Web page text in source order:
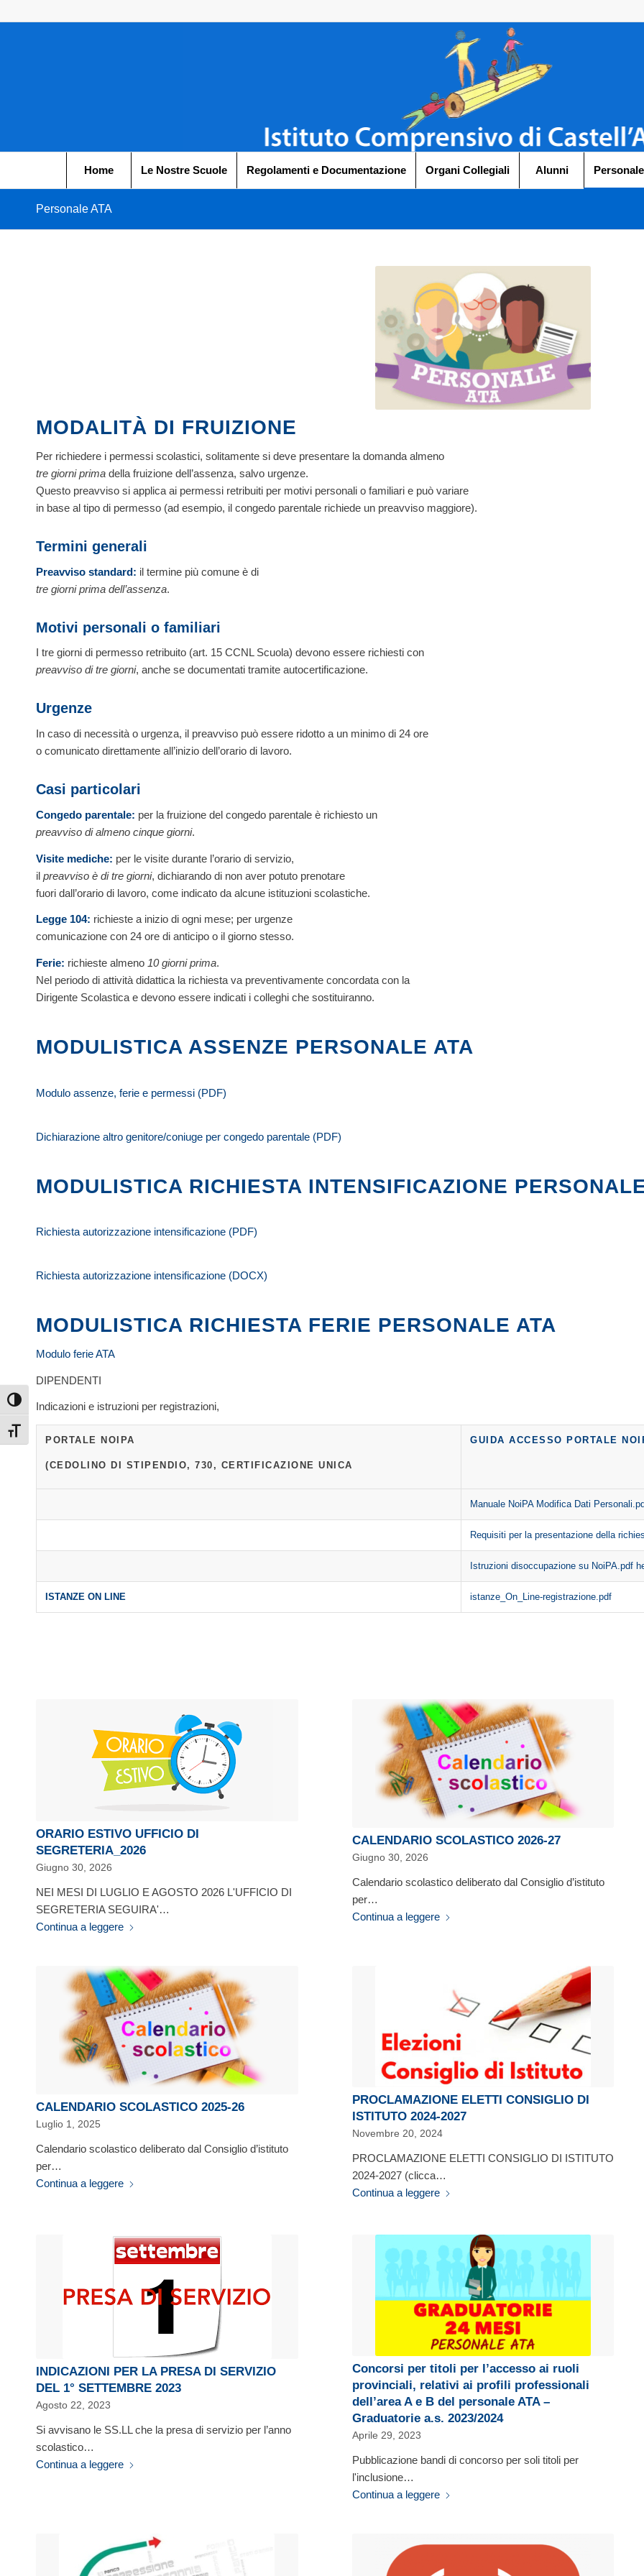
Attiva/disattiva alto contrasto
Attiva/disattiva dimensione testo
Home Le Nostre Scuole Regolamenti e Documentazione Organi Collegiali Alunni Personale
Personale ATA
MODALITÀ DI FRUIZIONE
Per richiedere i permessi scolastici, solitamente si deve presentare la domanda almeno
tre giorni prima della fruizione dell’assenza, salvo urgenze.
Questo preavviso si applica ai permessi retribuiti per motivi personali o familiari e può variare
in base al tipo di permesso (ad esempio, il congedo parentale richiede un preavviso maggiore).
Termini generali
Preavviso standard: il termine più comune è di
tre giorni prima dell’assenza.
Motivi personali o familiari
I tre giorni di permesso retribuito (art. 15 CCNL Scuola) devono essere richiesti con
preavviso di tre giorni, anche se documentati tramite autocertificazione.
Urgenze
In caso di necessità o urgenza, il preavviso può essere ridotto a un minimo di 24 ore
o comunicato direttamente all’inizio dell’orario di lavoro.
Casi particolari
Congedo parentale: per la fruizione del congedo parentale è richiesto un
preavviso di almeno cinque giorni.
Visite mediche: per le visite durante l’orario di servizio,
il preavviso è di tre giorni, dichiarando di non aver potuto prenotare
fuori dall’orario di lavoro, come indicato da alcune istituzioni scolastiche.
Legge 104: richieste a inizio di ogni mese; per urgenze
comunicazione con 24 ore di anticipo o il giorno stesso.
Ferie: richieste almeno 10 giorni prima.
Nel periodo di attività didattica la richiesta va preventivamente concordata con la
Dirigente Scolastica e devono essere indicati i colleghi che sostituiranno.
MODULISTICA ASSENZE PERSONALE ATA
Modulo assenze, ferie e permessi (PDF)
Dichiarazione altro genitore/coniuge per congedo parentale (PDF)
MODULISTICA RICHIESTA INTENSIFICAZIONE
Richiesta autorizzazione intensificazione (PDF)
Richiesta autorizzazione intensificazione (DOCX)
MODULISTICA RICHIESTA FERIE PERSONALE ATA
Modulo ferie ATA
DIPENDENTI
Indicazioni e istruzioni per registrazioni,
PORTALE NOIPA
(CEDOLINO DI STIPENDIO, 730, CERTIFICAZIONE UNICA
GUIDA ACCESSO PORTALE
Manuale NoiPA Modifica Dati
Requisiti per la presentazione della
Istruzioni disoccupazione su NoiPA.pdf
ISTANZE ON LINE istanze_On_Line-registrazione.pdf
ORARIO ESTIVO UFFICIO DI
SEGRETERIA_2026
Giugno 30, 2026
NEI MESI DI LUGLIO E AGOSTO 2026 L'UFFICIO DI
SEGRETERIA SEGUIRA'…
Continua a leggere
CALENDARIO SCOLASTICO 2026-27
Giugno 30, 2026
Calendario scolastico deliberato dal Consiglio d’istituto
per…
Continua a leggere
CALENDARIO SCOLASTICO 2025-26
Luglio 1, 2025
Calendario scolastico deliberato dal Consiglio d’istituto
per…
Continua a leggere
PROCLAMAZIONE ELETTI CONSIGLIO DI
ISTITUTO 2024-2027
Novembre 20, 2024
PROCLAMAZIONE ELETTI CONSIGLIO DI ISTITUTO
2024-2027 (clicca…
Continua a leggere
INDICAZIONI PER LA PRESA DI SERVIZIO
DEL 1° SETTEMBRE 2023
Agosto 22, 2023
Si avvisano le SS.LL che la presa di servizio per l’anno
scolastico…
Continua a leggere
Concorsi per titoli per l’accesso ai ruoli
provinciali, relativi ai profili professionali
dell’area A e B del personale ATA –
Graduatorie a.s. 2023/2024
Aprile 29, 2023
Pubblicazione bandi di concorso per soli titoli per
l'inclusione…
Continua a leggere